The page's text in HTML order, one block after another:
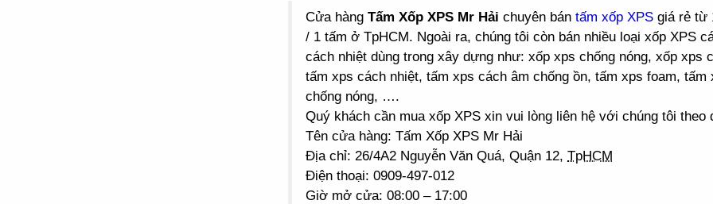
Cửa hàng Tấm Xốp XPS Mr Hải chuyên bán tấm xốp XPS giá rẻ từ
/ 1 tấm ở TpHCM. Ngoài ra, chúng tôi còn bán nhiều loại xốp XPS
cách nhiệt dùng trong xây dựng như: xốp xps chống nóng, xốp xps
tấm xps cách nhiệt, tấm xps cách âm chống ồn, tấm xps foam, tấm
chống nóng, ….
Quý khách cần mua xốp XPS xin vui lòng liên hệ với chúng tôi theo
Tên cửa hàng: Tấm Xốp XPS Mr Hải
Địa chỉ: 26/4A2 Nguyễn Văn Quá, Quận 12, TpHCM
Điện thoại: 0909-497-012
Giờ mở cửa: 08:00 – 17:00